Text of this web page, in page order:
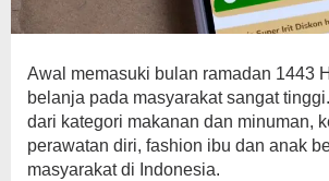
Awal memasuki bulan ramadan 1443
belanja pada masyarakat sangat
dari kategori makanan dan minuman,
perawatan diri, fashion ibu dan anak
masyarakat di Indonesia.